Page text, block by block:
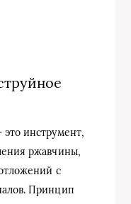
это инструмент,
ржавчины,
с
Принцип